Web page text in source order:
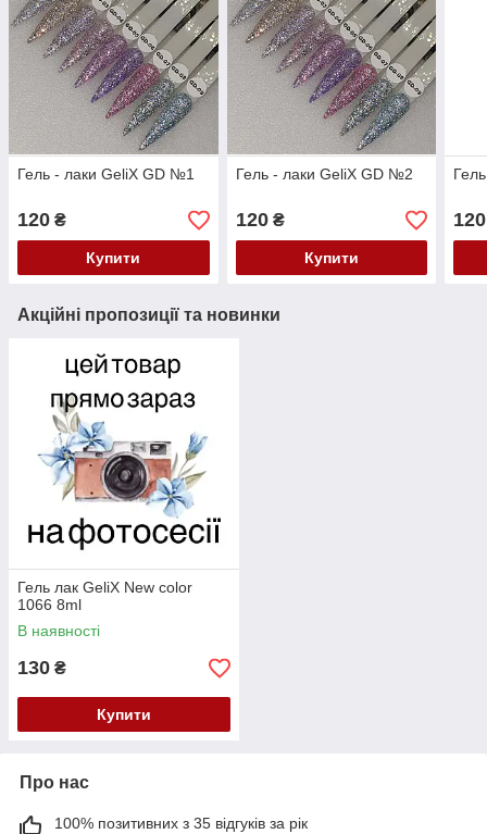
Гель - лаки GeliX GD №1
120 ₴
Купити
Гель - лаки GeliX GD №2
120₴
Купити
120
Акційні пропозиції та новинки
Гель лак GeliX New color
1066 8ml
В наявності
130 ₴
Купити
Про нас
100% позитивних з 35 відгуків за рік